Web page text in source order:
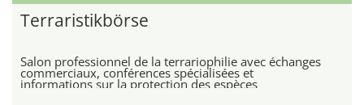
Terraristikbörse
Salon professionnel de la terrariophilie avec échanges
commerciaux, conférences spécialisées et
informations sur la protection des espèces